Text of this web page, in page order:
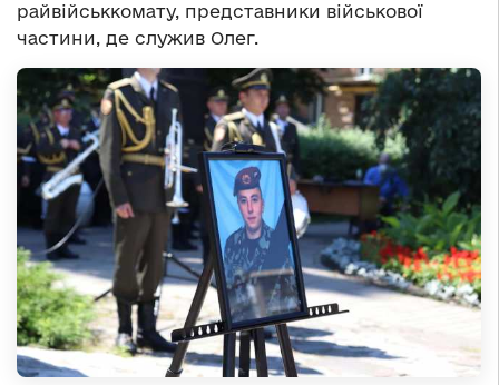
райвійськкомату, представники військової
частини, де служив Олег.